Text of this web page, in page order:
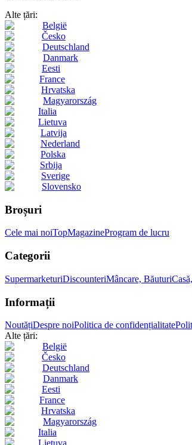
Alte țări:
België
Česko
Deutschland
Danmark
Eesti
France
Hrvatska
Magyarország
Italia
Lietuva
Latvija
Nederland
Polska
Srbija
Sverige
Slovensko
Broșuri
Cele mai noiTopMagazineProgram de lucru
Categorii
SupermarketuriDiscounteriMâncare, Băuturi
Informații
NoutățiDespre noiPolitica de confidențialitate
Alte țări:
België
Česko
Deutschland
Danmark
Eesti
France
Hrvatska
Magyarország
Italia